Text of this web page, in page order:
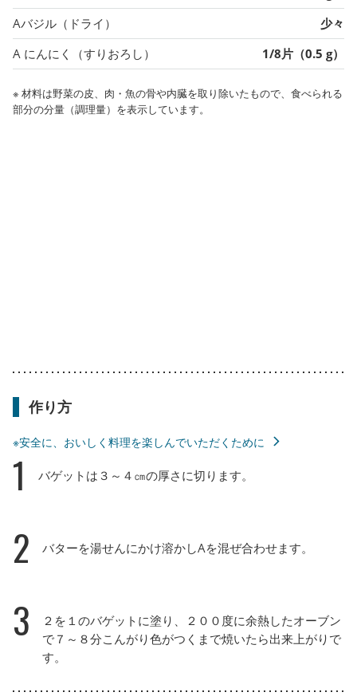
Aバジル（ドライ）
少々
A にんにく（すりおろし）
1/8片（0.5 g）
※ 材料は野菜の皮、肉・魚の骨や内臓を取り除いたもので、食べられる
部分の分量（調理量）を表示しています。
作り方
※安全に、おいしく料理を楽しんでいただくために
1 バゲットは３～４㎝の厚さに切ります。
2 バターを湯せんにかけ溶かしAを混ぜ合わせます。
3
２を１のバゲットに塗り、２００度に余熱したオーブン
で７～８分こんがり色がつくまで焼いたら出来上がりで
す。